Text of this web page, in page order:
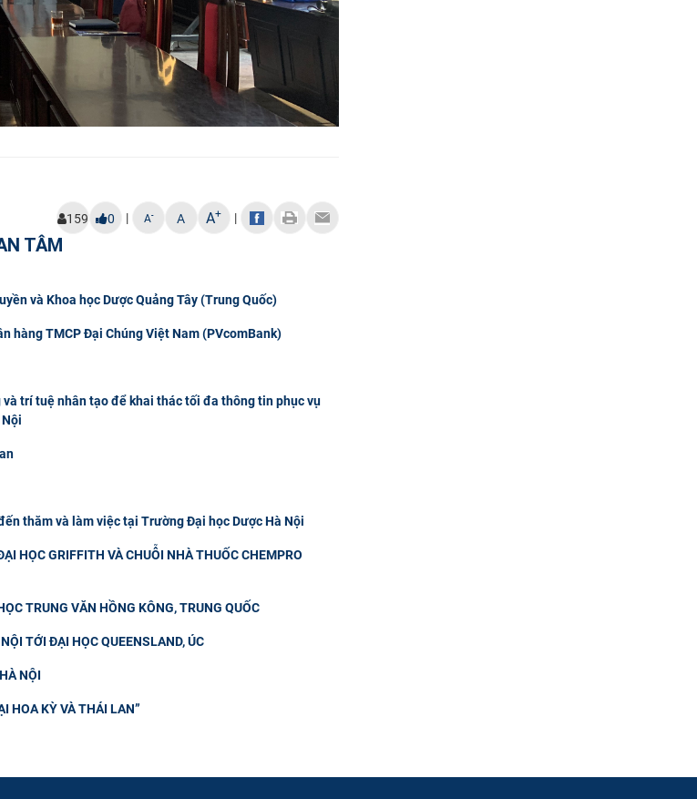
159 0 | A- A A+ |
TÂM
và Khoa học Dược Quảng Tây (Trung Quốc)
hàng TMCP Đại Chúng Việt Nam (PVcomBank)
trí tuệ nhân tạo để khai thác tối đa thông tin phục vụ
thăm và làm việc tại Trường Đại học Dược Hà Nội
HỌC GRIFFITH VÀ CHUỖI NHÀ THUỐC CHEMPRO
TRUNG VĂN HỒNG KÔNG, TRUNG QUỐC
TỚI ĐẠI HỌC QUEENSLAND, ÚC
NỘI
HOA KỲ VÀ THÁI LAN”